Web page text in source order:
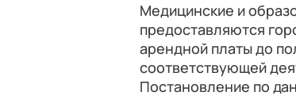
Медицинские и
предоставляются
арендной платы до
соответствующей
Постановление по